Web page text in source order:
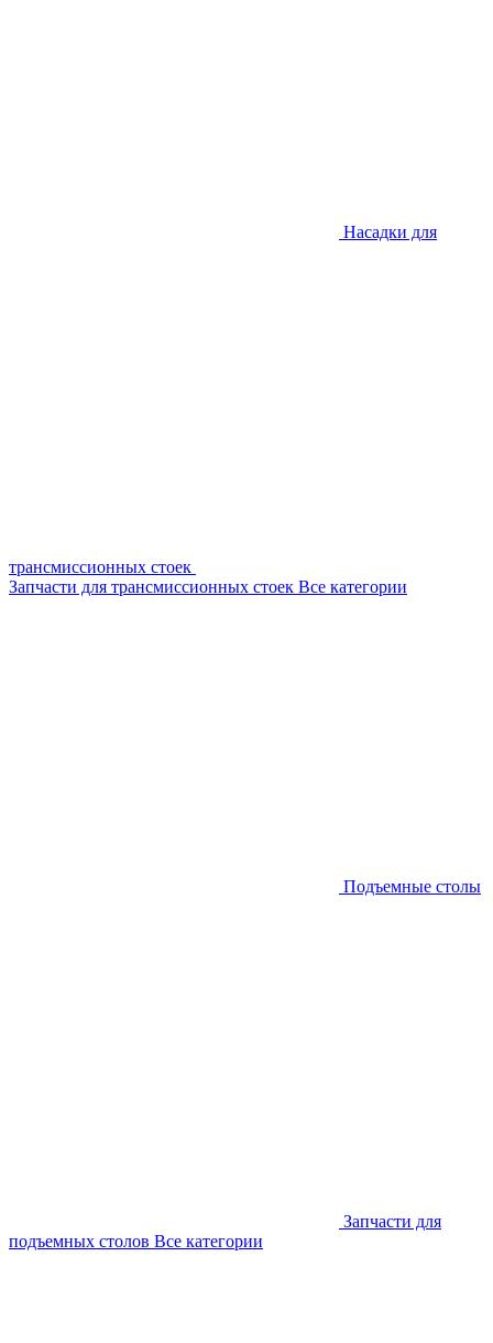
Насадки для
трансмиссионных стоек
Запчасти для трансмиссионных стоек Все категории
Подъемные столы
Запчасти для
подъемных столов Все категории